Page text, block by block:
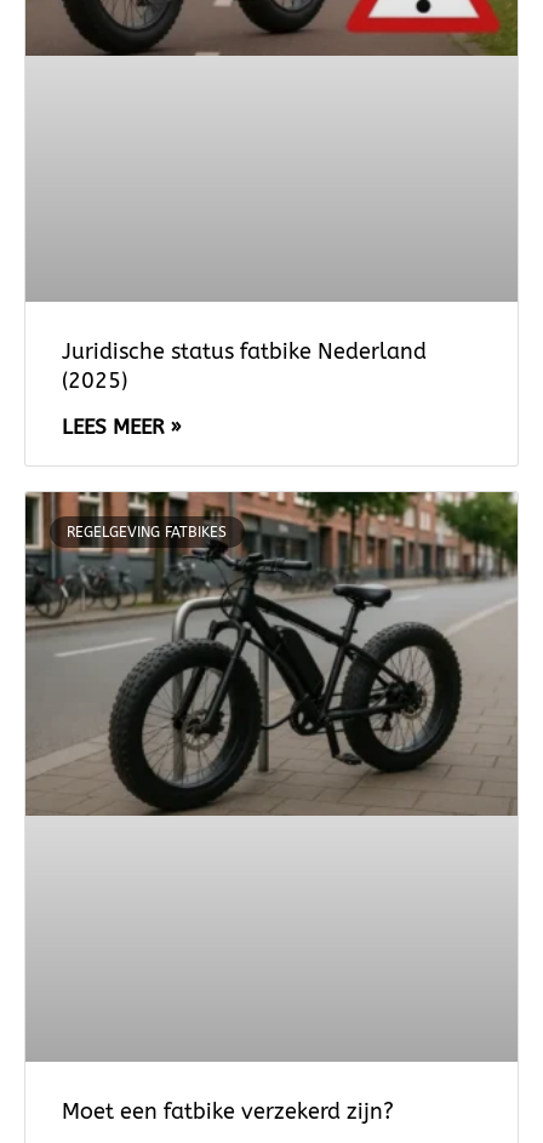
Juridische status fatbike Nederland
(2025)
LEES MEER »
REGELGEVING FATBIKES
Moet een fatbike verzekerd zijn?